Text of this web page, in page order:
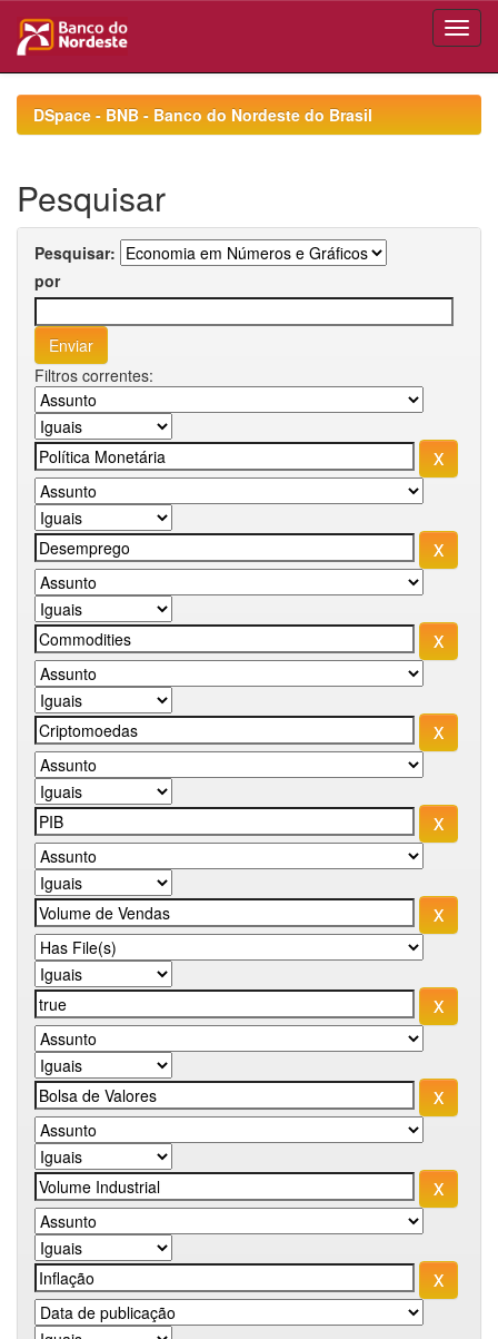
navigationDSpace - BNB - Banco do Nordeste do Brasil
Pesquisar
Pesquisar:
por
Filtros correntes: